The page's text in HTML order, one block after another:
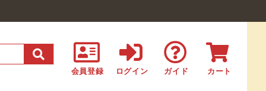
会員登録 ログイン ガイド カート